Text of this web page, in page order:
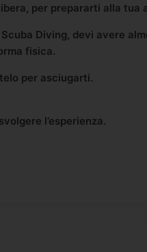
per prepararti alla
Diving, devi avere
fisica.
per asciugarti.
l’esperienza.